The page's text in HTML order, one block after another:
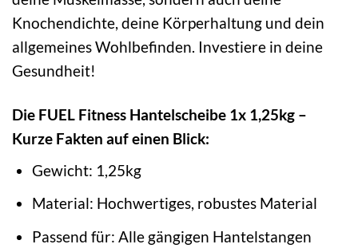
Knochendichte, deine Körperhaltung und dein
allgemeines Wohlbefinden. Investiere in deine
Gesundheit!
Die FUEL Fitness Hantelscheibe 1x 1,25kg –
Kurze Fakten auf einen Blick:
Gewicht: 1,25kg
Material: Hochwertiges, robustes Material
Passend für: Alle gängigen Hantelstangen